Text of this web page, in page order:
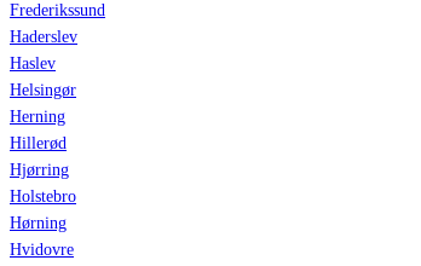
Frederikssund
Haderslev
Haslev
Helsingør
Herning
Hillerød
Hjørring
Holstebro
Hørning
Hvidovre